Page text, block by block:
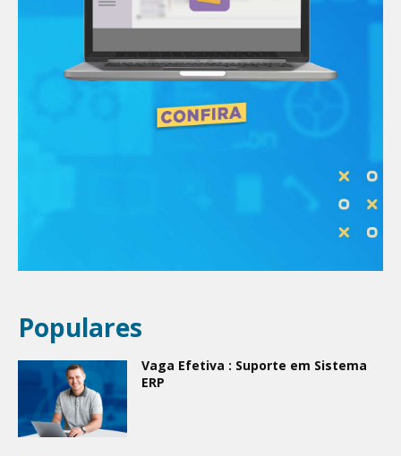
Populares
Vaga Efetiva : Suporte em Sistema
ERP